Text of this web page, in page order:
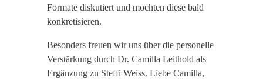
Formate diskutiert und möchten diese bald
konkretisieren.
Besonders freuen wir uns über die personelle
Verstärkung durch Dr. Camilla Leithold als
Ergänzung zu Steffi Weiss. Liebe Camilla,